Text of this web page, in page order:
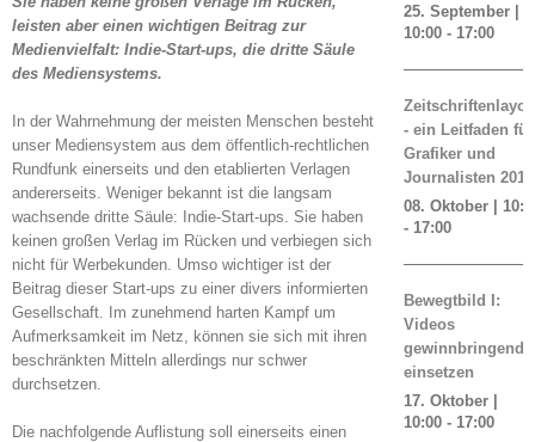
leisten aber einen wichtigen Beitrag zur
Medienvielfalt: Indie-Start-ups, die dritte Säule
des Mediensystems.
In der Wahrnehmung der meisten Menschen besteht
unser Mediensystem aus dem öffentlich-rechtlichen
Rundfunk einerseits und den etablierten Verlagen
andererseits. Weniger bekannt ist die langsam
wachsende dritte Säule: Indie-Start-ups. Sie haben
keinen großen Verlag im Rücken und verbiegen sich
nicht für Werbekunden. Umso wichtiger ist der
Beitrag dieser Start-ups zu einer divers informierten
Gesellschaft. Im zunehmend harten Kampf um
Aufmerksamkeit im Netz, können sie sich mit ihren
beschränkten Mitteln allerdings nur schwer
durchsetzen.
Die nachfolgende Auflistung soll einerseits einen
25. September |
10:00- 17:00
- ein Leitfaden für
Grafiker und
Journalisten 2019
08. Oktober |
- 17:00
Bewegtbild I:
Videos
gewinnbringend
einsetzen
17. Oktober |
10:00- 17:00